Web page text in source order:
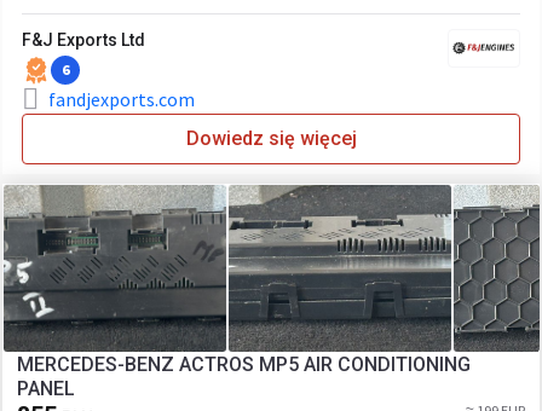
F&J Exports Ltd
6
fandjexports.com
Dowiedz się więcej
MERCEDES-BENZ ACTROS MP5 AIR CONDITIONING
PANEL